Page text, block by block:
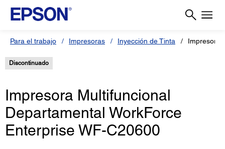
Para el trabajo Impresoras Inyección de Tinta Impresora
Discontinuado
Impresora Multifuncional
Departamental WorkForce
Enterprise WF-C20600